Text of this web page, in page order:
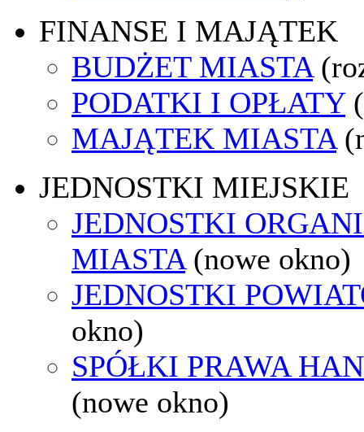
FINANSE I MAJĄTEK
BUDŻET MIASTA
PODATKI I OPŁATY
MAJĄTEK MIASTA
JEDNOSTKI MIEJSKIE
JEDNOSTKI
MIASTA (nowe okno)
JEDNOSTKI
okno)
SPÓŁKI PRAWA
(nowe okno)